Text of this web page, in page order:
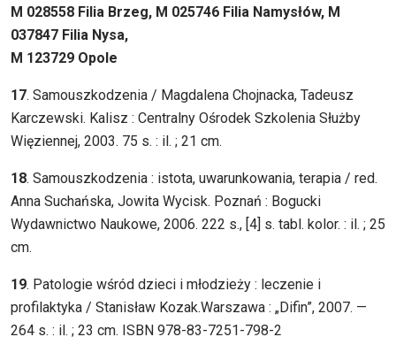
M 028558 Filia Brzeg, M 025746 Filia Namysłów, M
037847 Filia Nysa,
M 123729 Opole
17. Samouszkodzenia / Magdalena Chojnacka, Tadeusz
Karczewski. Kalisz : Centralny Ośrodek Szkolenia Służby
Więziennej, 2003. 75 s. : il. ; 21 cm.
18. Samouszkodzenia : istota, uwarunkowania, terapia / red.
Anna Suchańska, Jowita Wycisk. Poznań : Bogucki
Wydawnictwo Naukowe, 2006. 222 s., [4] s. tabl. kolor. : il. ; 25
cm.
19. Patologie wśród dzieci i młodzieży : leczenie i
profilaktyka / Stanisław Kozak.Warszawa : „Difin”, 2007. —
264 s. : il. ; 23 cm. ISBN 978-83-7251-798-2